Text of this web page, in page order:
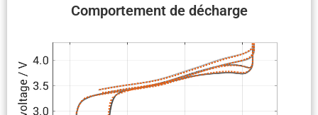
Compor­te­ment de décharge